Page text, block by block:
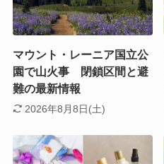
マウント・レーニア国立公
園で山火事 閉鎖区間と避
難の最新情報
2026年8月8日(土)